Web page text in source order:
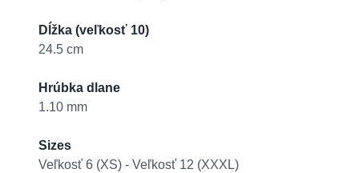
Dĺžka (veľkosť 10)
24.5 cm
Hrúbka dlane
1.10 mm
Sizes
Veľkosť 6 (XS) - Veľkosť 12 (XXXL)